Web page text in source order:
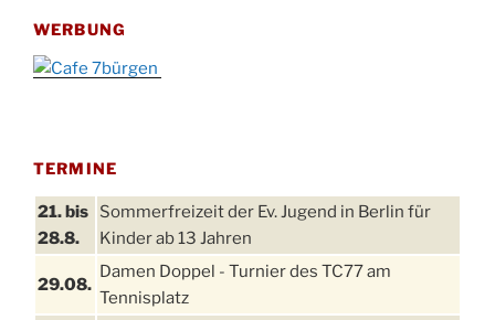
WERBUNG
TERMINE
21. bis
28.8.
Sommerfreizeit der Ev. Jugend in Berlin für
Kinder ab 13 Jahren
29.08.
Damen Doppel - Turnier des TC77 am
Tennisplatz